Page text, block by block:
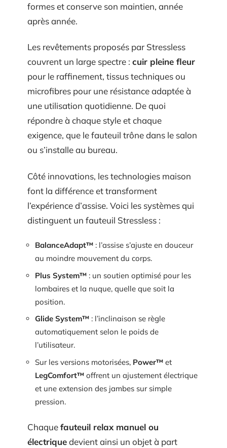
formes et conserve son maintien, année
après année.
Les revêtements proposés par Stressless
couvrent un large spectre : cuir pleine fleur
pour le raffinement, tissus techniques ou
microfibres pour une résistance adaptée à
une utilisation quotidienne. De quoi
répondre à chaque style et chaque
exigence, que le fauteuil trône dans le salon
ou s’installe au bureau.
Côté innovations, les technologies maison
font la différence et transforment
l’expérience d’assise. Voici les systèmes qui
distinguent un fauteuil Stressless :
BalanceAdapt™ : l’assise s’ajuste en douceur
au moindre mouvement du corps.
Plus System™ : un soutien optimisé pour les
lombaires et la nuque, quelle que soit la
position.
Glide System™ : l’inclinaison se règle
automatiquement selon le poids de
l’utilisateur.
Sur les versions motorisées, Power™ et
LegComfort™ offrent un ajustement électrique
et une extension des jambes sur simple
pression.
Chaquefauteuil relax manuel ou
électriquedevient ainsi un objet à part